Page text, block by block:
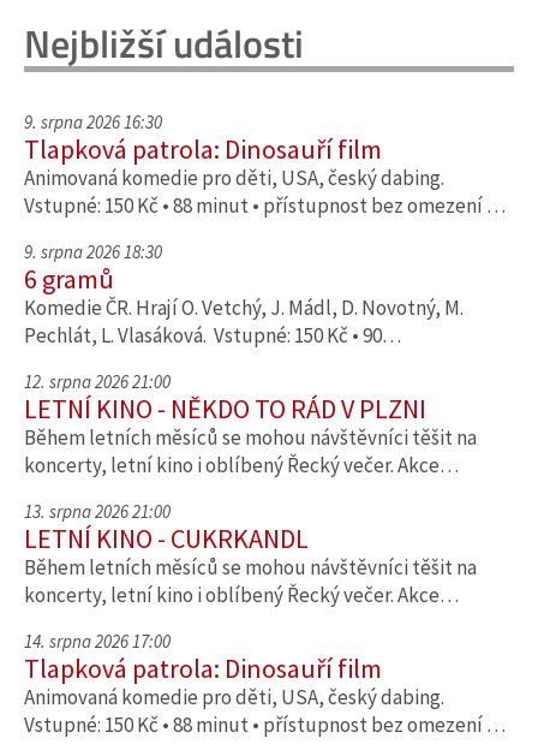
Nejbližší události
9. srpna 2026 16:30
Tlapková patrola: Dinosauří film
Animovaná komedie pro děti, USA, český dabing.
Vstupné: 150 Kč • 88 minut • přístupnost bez omezení …
9. srpna 2026 18:30
6 gramů
Komedie ČR. Hrají O. Vetchý, J. Mádl, D. Novotný, M.
Pechlát, L. Vlasáková. Vstupné: 150 Kč • 90…
12. srpna 2026 21:00
LETNÍ KINO - NĚKDO TO RÁD V PLZNI
Během letních měsíců se mohou návštěvníci těšit na
koncerty, letní kino i oblíbený Řecký večer. Akce…
13. srpna 2026 21:00
LETNÍ KINO - CUKRKANDL
Během letních měsíců se mohou návštěvníci těšit na
koncerty, letní kino i oblíbený Řecký večer. Akce…
14. srpna 2026 17:00
Tlapková patrola: Dinosauří film
Animovaná komedie pro děti, USA, český dabing.
Vstupné: 150 Kč • 88 minut • přístupnost bez omezení …